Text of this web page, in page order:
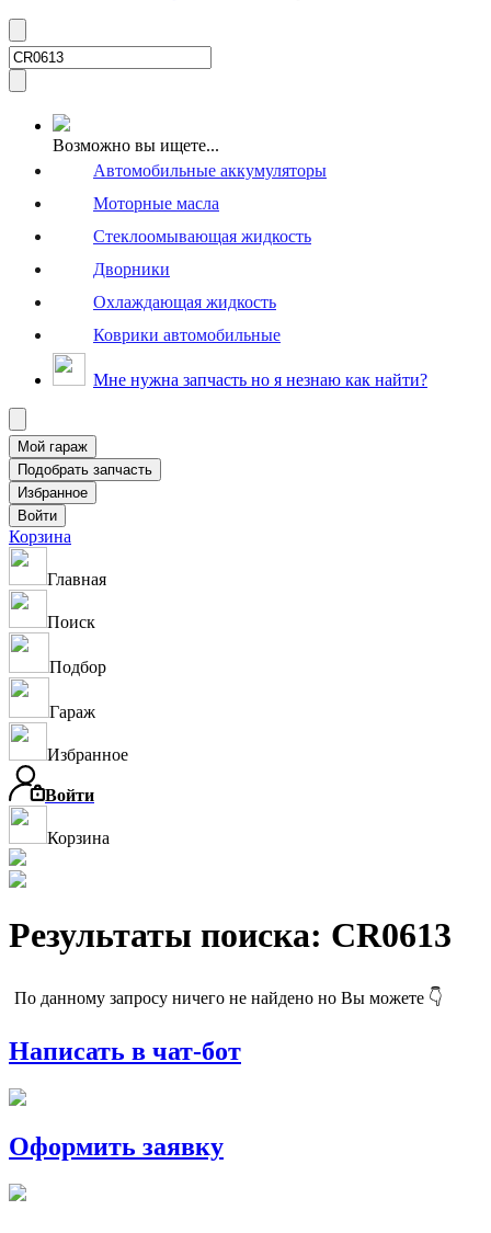
Возможно вы ищете...
Автомобильные аккумуляторы
Моторные масла
Стеклоомывающая жидкость
Дворники
Охлаждающая жидкость
Коврики автомобильные
Мне нужна запчасть но я незнаю как найти?
Корзина
Главная
Поиск
Подбор
Гараж
Избранное
Войти
Корзина
Результаты поиска: CR0613
По данному запросу ничего не найдено но Вы можете 👇
Написать в чат-бот
Оформить заявку